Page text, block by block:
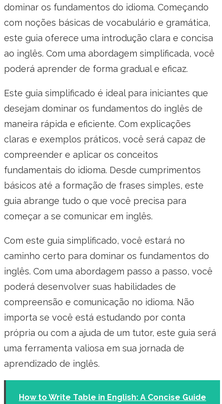
dominar os fundamentos do idioma. Começando
com noções básicas de vocabulário e gramática,
este guia oferece uma introdução clara e concisa
ao inglês. Com uma abordagem simplificada, você
poderá aprender de forma gradual e eficaz.
Este guia simplificado é ideal para iniciantes que
desejam dominar os fundamentos do inglês de
maneira rápida e eficiente. Com explicações
claras e exemplos práticos, você será capaz de
compreender e aplicar os conceitos
fundamentais do idioma. Desde cumprimentos
básicos até a formação de frases simples, este
guia abrange tudo o que você precisa para
começar a se comunicar em inglês.
Com este guia simplificado, você estará no
caminho certo para dominar os fundamentos do
inglês. Com uma abordagem passo a passo, você
poderá desenvolver suas habilidades de
compreensão e comunicação no idioma. Não
importa se você está estudando por conta
própria ou com a ajuda de um tutor, este guia será
uma ferramenta valiosa em sua jornada de
aprendizado de inglês.
How to Write Table in English: A Concise Guide